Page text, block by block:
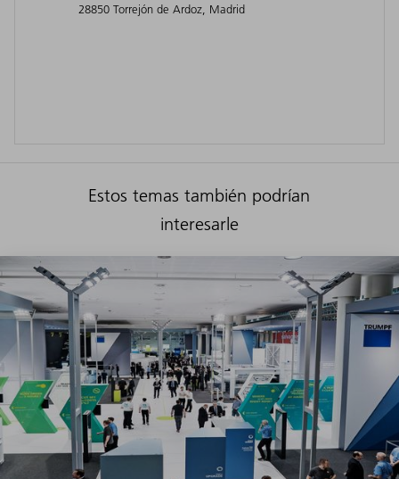
28850 Torrejón de Ardoz, Madrid
Estos temas también podrían
interesarle